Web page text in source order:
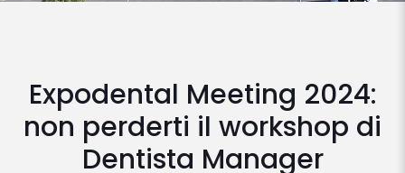
Expodental Meeting 2024:
non perderti il workshop di
Dentista Manager